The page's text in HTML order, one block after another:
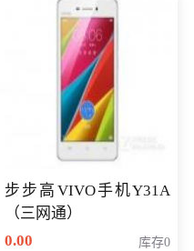
步步高VIVO手机Y31A
（三网通）
0.00
库存0